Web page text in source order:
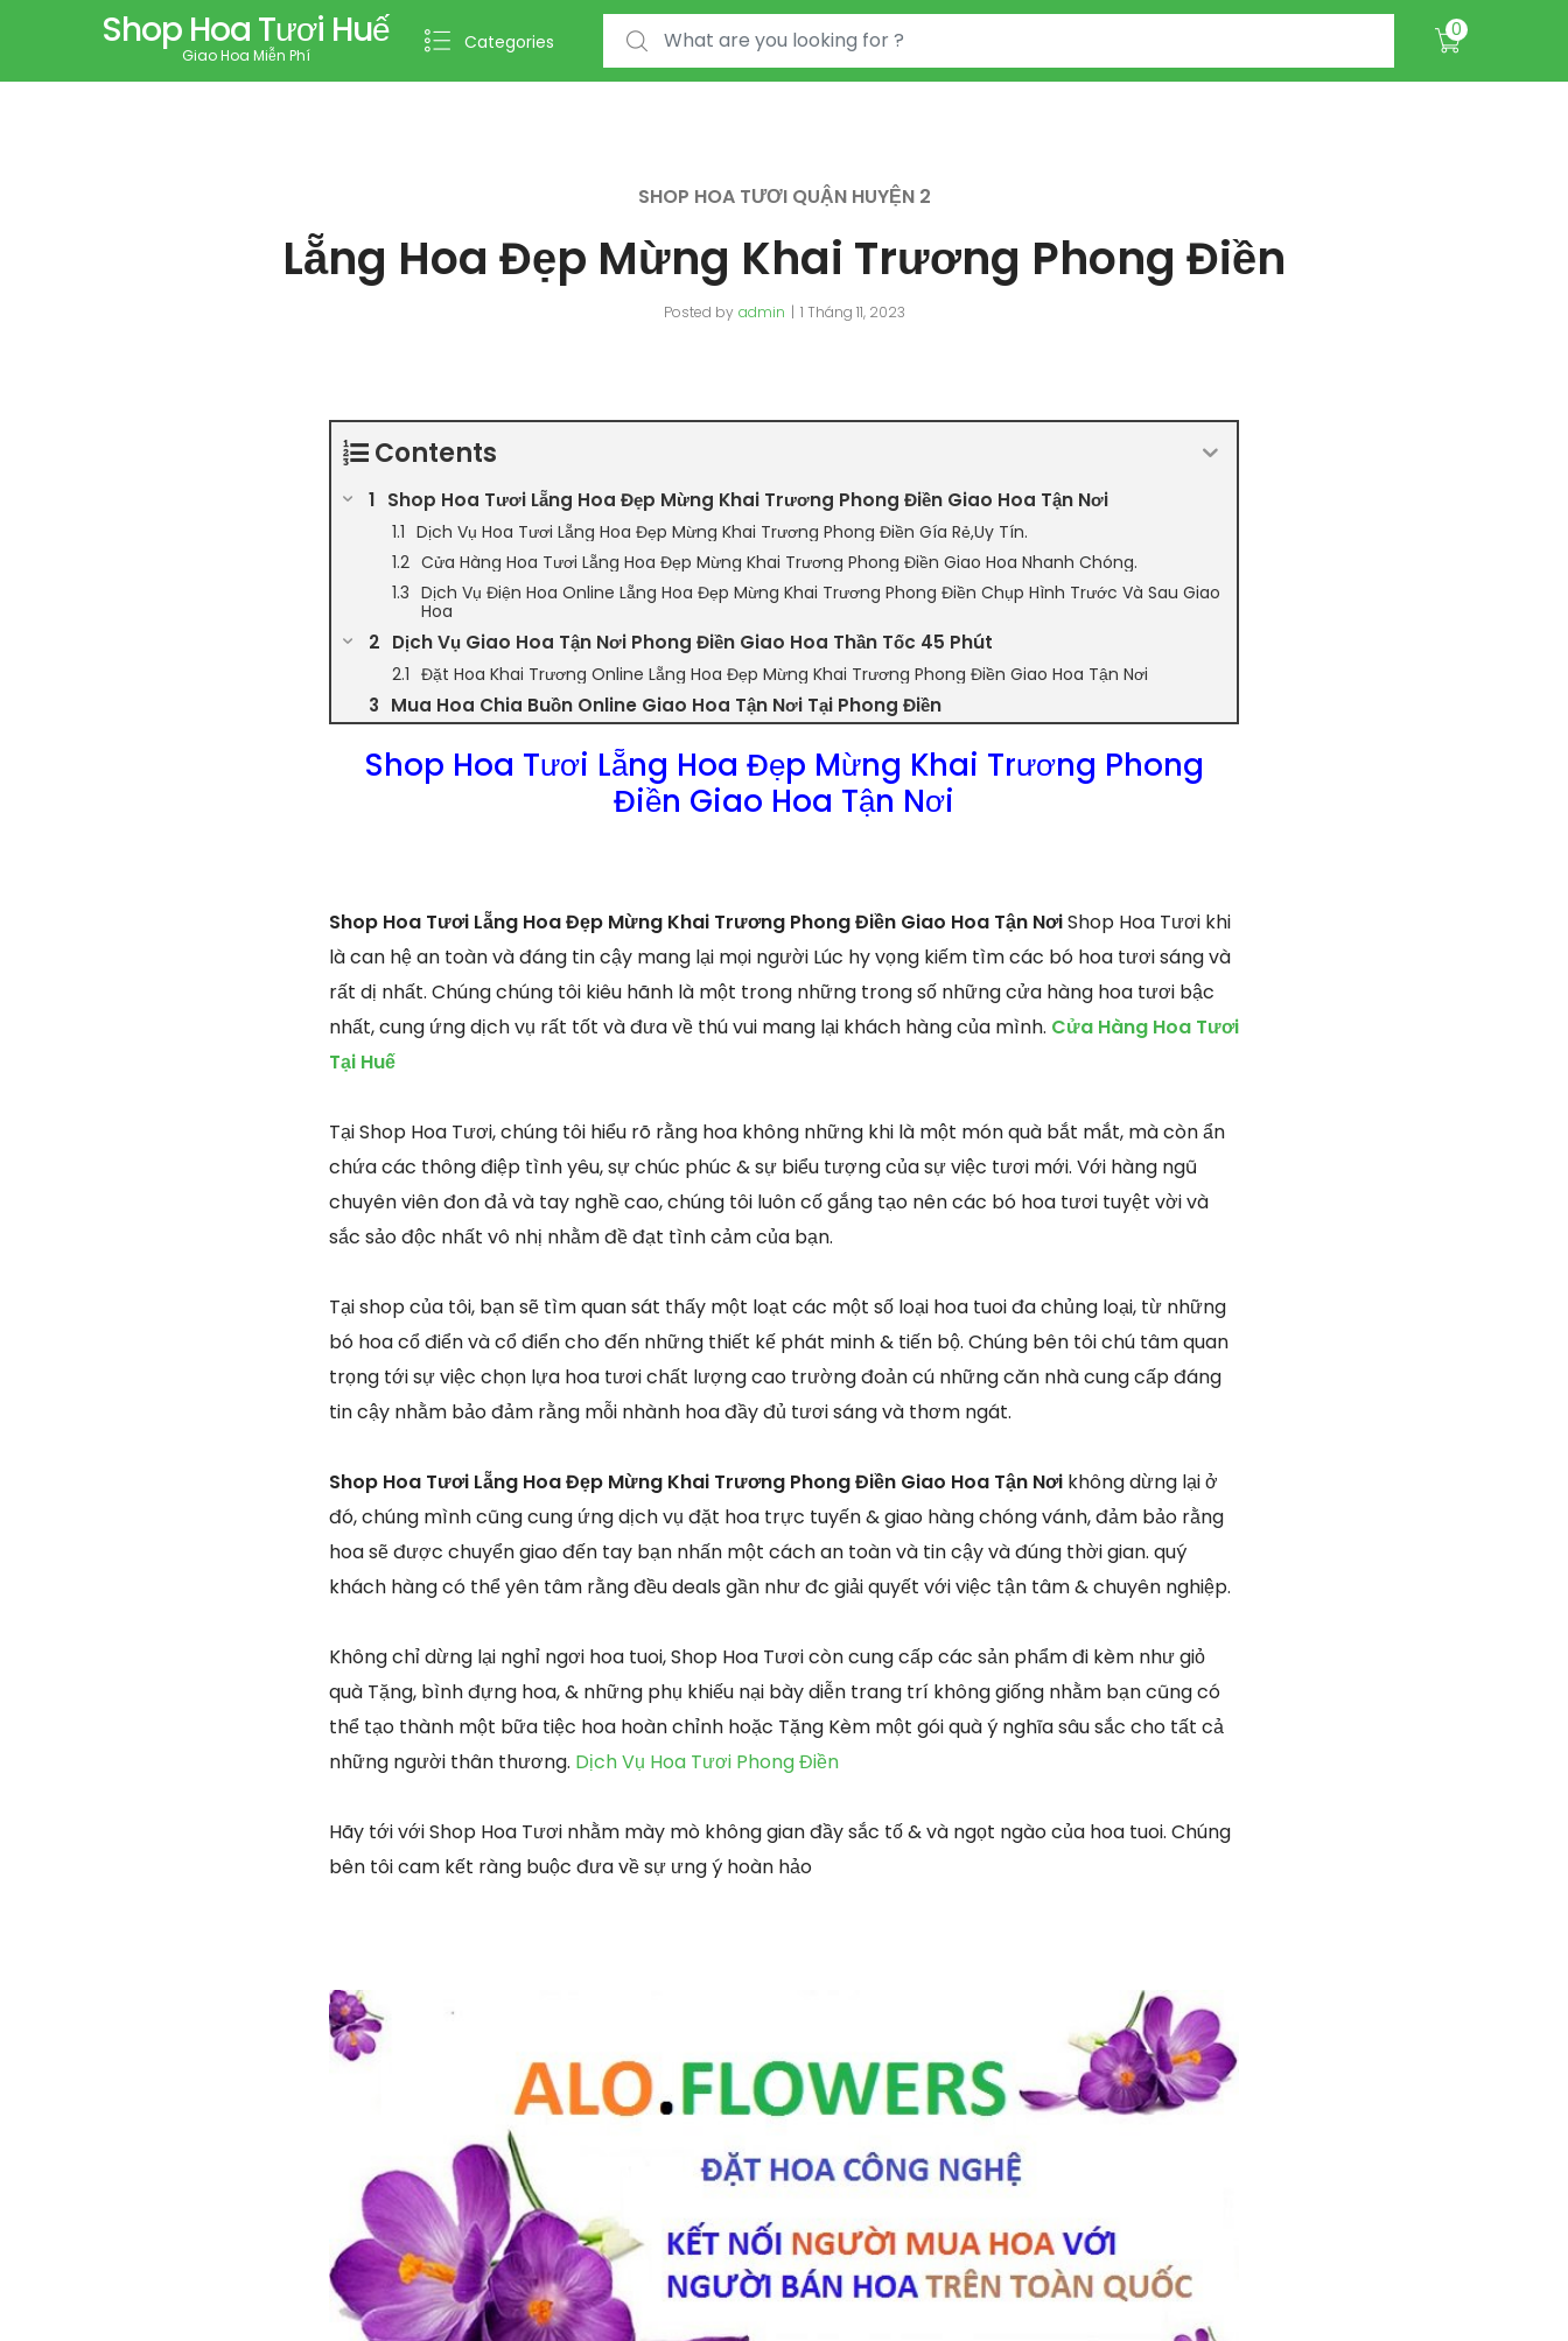
Shop Hoa Tươi Huế
Giao Hoa Miễn Phí
Categories
Search for: 0
SHOP HOA TƯƠI QUẬN HUYỆN 2
Lẵng Hoa Đẹp Mừng Khai Trương Phong Điền
Posted by admin 1 Tháng 11, 2023
Contents
Shop Hoa Tươi Lẵng Hoa Đẹp Mừng Khai Trương Phong Điền Giao Hoa Tận Nơi
Dịch Vụ Hoa Tươi Lẵng Hoa Đẹp Mừng Khai Trương Phong Điền Gía Rẻ,Uy Tín.
Cửa Hàng Hoa Tươi Lẵng Hoa Đẹp Mừng Khai Trương Phong Điền Giao Hoa Nhanh Chóng.
Dịch Vụ Điện Hoa Online Lẵng Hoa Đẹp Mừng Khai Trương Phong Điền Chụp Hình Trước Và Sau Giao
Hoa
Dịch Vụ Giao Hoa Tận Nơi Phong Điền Giao Hoa Thần Tốc 45 Phút
Đặt Hoa Khai Trương Online Lẵng Hoa Đẹp Mừng Khai Trương Phong Điền Giao Hoa Tận Nơi
Mua Hoa Chia Buồn Online Giao Hoa Tận Nơi Tại Phong Điền
Shop Hoa Tươi Lẵng Hoa Đẹp Mừng Khai Trương Phong
Điền Giao Hoa Tận Nơi
Shop Hoa Tươi Lẵng Hoa Đẹp Mừng Khai Trương Phong Điền Giao Hoa Tận NơiShop Hoa Tươi khi
là can hệ an toàn và đáng tin cậy mang lại mọi người Lúc hy vọng kiếm tìm các bó hoa tươi sáng và
rất dị nhất. Chúng chúng tôi kiêu hãnh là một trong những trong số những cửa hàng hoa tươi bậc
nhất, cung ứng dịch vụ rất tốt và đưa về thú vui mang lại khách hàng của mình. Cửa Hàng Hoa Tươi
Tại Huế
Tại Shop Hoa Tươi, chúng tôi hiểu rõ rằng hoa không những khi là một món quà bắt mắt, mà còn ẩn
chứa các thông điệp tình yêu, sự chúc phúc & sự biểu tượng của sự việc tươi mới. Với hàng ngũ
chuyên viên đon đả và tay nghề cao, chúng tôi luôn cố gắng tạo nên các bó hoa tươi tuyệt vời và
sắc sảo độc nhất vô nhị nhằm đề đạt tình cảm của bạn.
Tại shop của tôi, bạn sẽ tìm quan sát thấy một loạt các một số loại hoa tuoi đa chủng loại, từ những
bó hoa cổ điển và cổ điển cho đến những thiết kế phát minh & tiến bộ. Chúng bên tôi chú tâm quan
trọng tới sự việc chọn lựa hoa tươi chất lượng cao trường đoản cú những căn nhà cung cấp đáng
tin cậy nhằm bảo đảm rằng mỗi nhành hoa đầy đủ tươi sáng và thơm ngát.
Shop Hoa Tươi Lẵng Hoa Đẹp Mừng Khai Trương Phong Điền Giao Hoa Tận Nơi không dừng lại ở
đó, chúng mình cũng cung ứng dịch vụ đặt hoa trực tuyến & giao hàng chóng vánh, đảm bảo rằng
hoa sẽ được chuyển giao đến tay bạn nhấn một cách an toàn và tin cậy và đúng thời gian. quý
khách hàng có thể yên tâm rằng đều deals gần như đc giải quyết với việc tận tâm & chuyên nghiệp.
Không chỉ dừng lại nghỉ ngơi hoa tuoi, Shop Hoa Tươi còn cung cấp các sản phẩm đi kèm như giỏ
quà Tặng, bình đựng hoa, & những phụ khiếu nại bày diễn trang trí không giống nhằm bạn cũng có
thể tạo thành một bữa tiệc hoa hoàn chỉnh hoặc Tặng Kèm một gói quà ý nghĩa sâu sắc cho tất cả
những người thân thương. Dịch Vụ Hoa Tươi Phong Điền
Hãy tới với Shop Hoa Tươi nhằm mày mò không gian đầy sắc tố & và ngọt ngào của hoa tuoi. Chúng
bên tôi cam kết ràng buộc đưa về sự ưng ý hoàn hảo